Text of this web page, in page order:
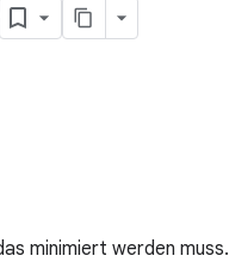
minimiert werden muss.